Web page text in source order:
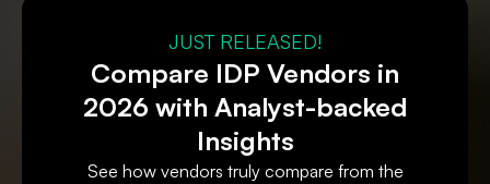
JUST RELEASED!
Compare IDP Vendors in
2026 with Analyst-backed
Insights
See how vendors truly compare from the